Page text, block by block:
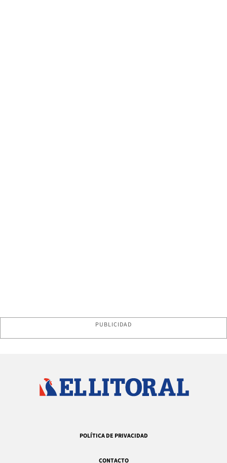
PUBLICIDAD
POLÍTICA DE PRIVACIDAD
CONTACTO